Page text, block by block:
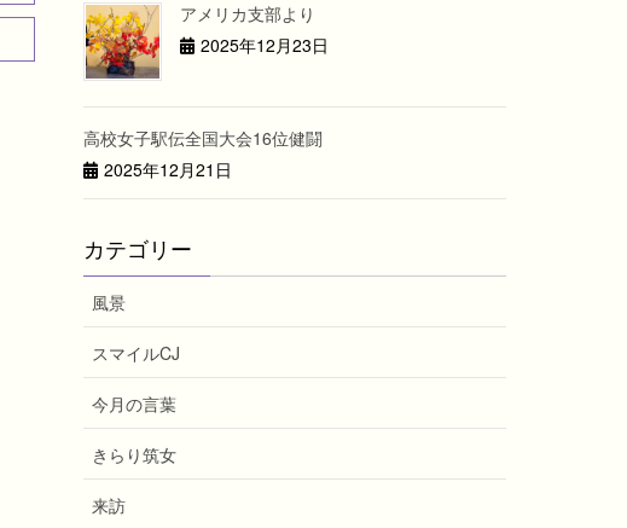
アメリカ支部より
2025年12月23日
高校女子駅伝全国大会16位健闘
2025年12月21日
カテゴリー
風景
スマイルCJ
今月の言葉
きらり筑女
来訪